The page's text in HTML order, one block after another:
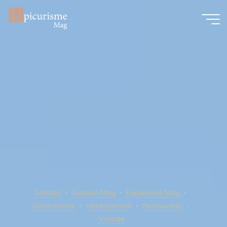
Skip
Activités Evasion Mag
Experience Mag
Gastronomie
Hébergement
Restaurants
Voyage